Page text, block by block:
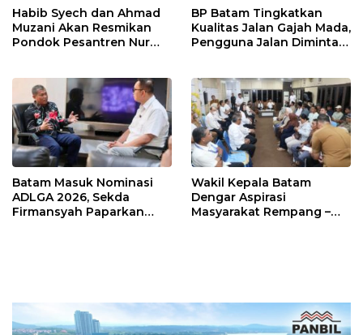
Habib Syech dan Ahmad
Muzani Akan Resmikan
Pondok Pesantren Nur
BP Batam Tingkatkan
Kualitas Jalan Gajah Mada,
Pengguna Jalan Diminta
Batam Masuk Nominasi
ADLGA 2026, Sekda
Firmansyah Paparkan
Wakil Kepala Batam
Dengar Aspirasi
Masyarakat Rempang –